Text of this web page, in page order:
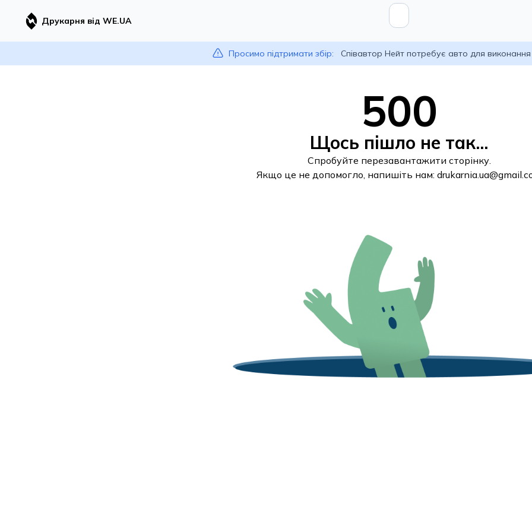
Друкарня від WE.UA
Просимо підтримати збір: Співавтор Нейт потребує авто для
500
Щось пішло не так...
Спробуйте перезавантажити сторінку.
Якщо це не допомогло, напишіть нам: